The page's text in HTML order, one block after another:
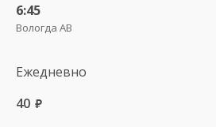
6:45
Вологда АВ
Ежедневно
40 руб.